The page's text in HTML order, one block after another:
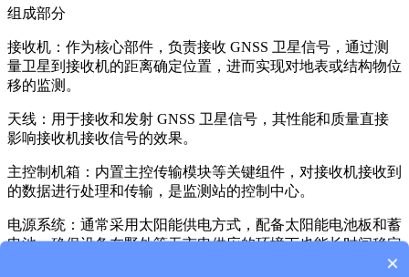
组成部分
接收机：作为核心部件，负责接收 GNSS 卫星信号，通过测
量卫星到接收机的距离确定位置，进而实现对地表或结构物位
移的监测。
天线：用于接收和发射 GNSS 卫星信号，其性能和质量直接
影响接收机接收信号的效果。
主控制机箱：内置主控传输模块等关键组件，对接收机接收到
的数据进行处理和传输，是监测站的控制中心。
电源系统：通常采用太阳能供电方式，配备太阳能电池板和蓄
电池，确保设备在野外等无市电供应的环境下也能长时间稳定
产品包含安装吗？
×